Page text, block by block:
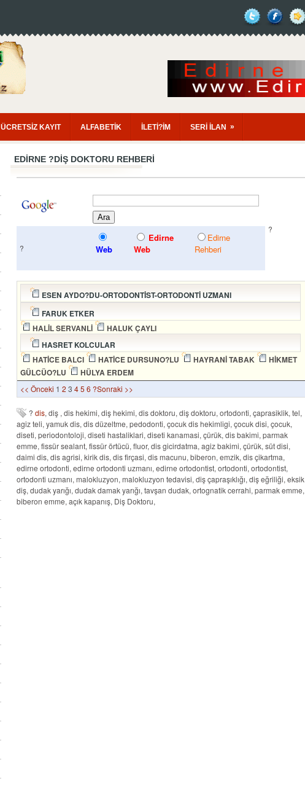
ÜCRETSİZ KAYIT ALFABETİK İLETİ?İM SERİ İLAN »
EDIRNE ?DIŞ DOKTORU REHBERI
?
?
Web
Edirne
Web
Edirne
Rehberi
ESEN AYDO?DU-ORTODONTİST-ORTODONTİ UZMANI
FARUK ETKER
HALİL SERVANLİ
HALUK ÇAYLI
HASRET KOLCULAR
HATİCE BALCI
HATİCE DURSUNO?LU HAYRANİ TABAK
HİKMET
GÜLCÜO?LU
HÜLYA ERDEM
<< Önceki 1 2 3 45 6 ?Sonraki >>
? dis, diş , dis hekimi, diş hekimi, dis doktoru, diş doktoru, ortodonti, çaprasiklik, tel,
agiz teli, yamuk dis, dis düzeltme, pedodonti, çocuk dis hekimligi, çocuk disi, çocuk,
diseti, periodontoloji, diseti hastaliklari, diseti kanamasi, çürük, dis bakimi, parmak
emme, fissür sealant, fissür örtücü, fluor, dis gicirdatma, agiz bakimi, çürük, süt disi,
daimi dis, dis agrisi, kirik dis, dis firçasi, dis macunu, biberon, emzik, dis çikartma,
edirne ortodonti, edirne ortodonti uzmanı, edirne ortodontist, ortodonti, ortodontist,
ortodonti uzmanı, malokluzyon, malokluzyon tedavisi, diş çapraşıklığı, diş eğriliği, eksik
diş, dudak yarığı, dudak damak yarığı, tavşan dudak, ortognatik cerrahi, parmak emme,
biberon emme, açık kapanış, Diş Doktoru,